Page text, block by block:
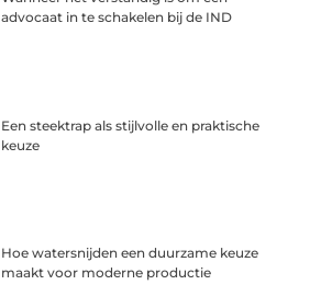
advocaat in te schakelen bij de IND
Een steektrap als stijlvolle en praktische
keuze
Hoe watersnijden een duurzame keuze
maakt voor moderne productie